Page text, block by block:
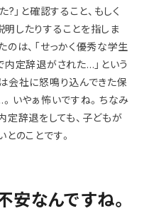
」と確認すること、もしく
したりすることを指しま
は、「せっかく優秀な学生
内定辞退がされた…」という
会社に怒鳴り込んできた保
いやぁ怖いですね。ちなみ
定辞退をしても、子どもが
のことです。
安なんですね。